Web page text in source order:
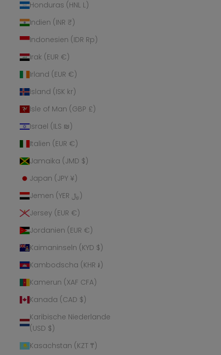
Honduras (HNL L)
Indien (INR ₹)
Indonesien (IDR Rp)
Irak (EUR €)
Irland (EUR €)
Island (ISK kr)
Isle of Man (GBP £)
Israel (ILS ₪)
Italien (EUR €)
Jamaika (JMD $)
Japan (JPY ¥)
Jemen (YER ﷼)
Jersey (EUR €)
Jordanien (EUR €)
Kaimaninseln (KYD $)
Kambodscha (KHR ៛)
Kamerun (XAF CFA)
Kanada (CAD $)
Karibische Niederlande
(USD $)
Kasachstan (KZT ₸)